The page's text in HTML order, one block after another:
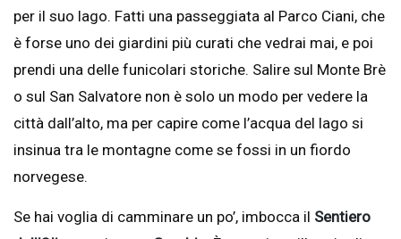
per il suo lago. Fatti una passeggiata al Parco Ciani, che
è forse uno dei giardini più curati che vedrai mai, e poi
prendi una delle funicolari storiche. Salire sul Monte Brè
o sul San Salvatore non è solo un modo per vedere la
città dall’alto, ma per capire come l’acqua del lago si
insinua tra le montagne come se fossi in un fiordo
norvegese.
Se hai voglia di camminare un po’, imbocca il Sentiero